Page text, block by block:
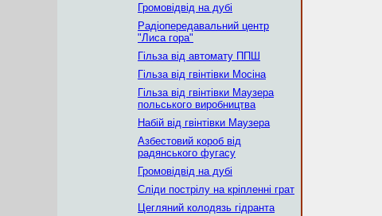
Громовідвід на дубі
Радіопередавальний центр
"Лиса гора"
Гільза від автомату ППШ
Гільза від гвінтівки Мосіна
Гільза від гвінтівки Маузера
польського виробництва
Набій від гвінтівки Маузера
Азбестовий короб від
радянського фугасу
Громовідвід на дубі
Сліди пострілу на кріпленні грат
Цегляний колодязь гідранта